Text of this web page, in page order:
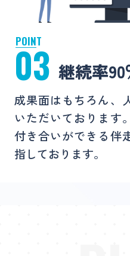
POINT
03 継続率
成果面はもちろん、
いただいております
付き合いができる伴
指しております。